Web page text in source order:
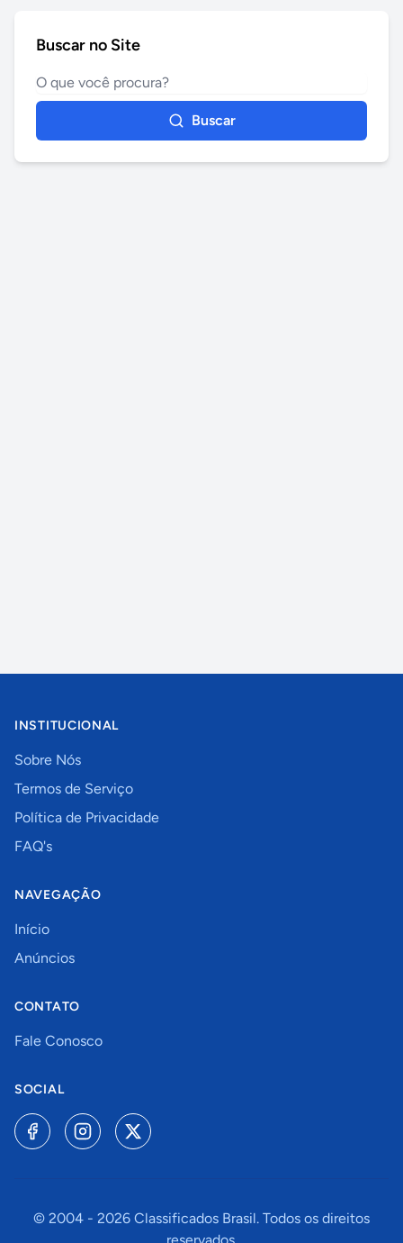
Buscar no Site
Buscar
INSTITUCIONAL
Sobre Nós
Termos de Serviço
Política de Privacidade
FAQ's
NAVEGAÇÃO
Início
Anúncios
CONTATO
Fale Conosco
SOCIAL
© 2004 - 2026 Classificados Brasil. Todos os direitos